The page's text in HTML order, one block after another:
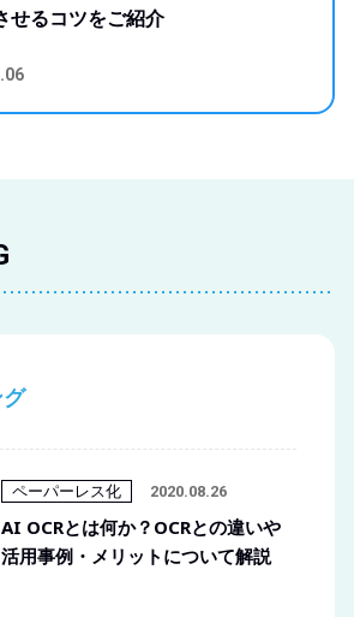
せるコツをご紹介
ペーパーレス化 2020.08.26
AI OCRとは何か？OCRとの違いや
活用事例・メリットについて解説